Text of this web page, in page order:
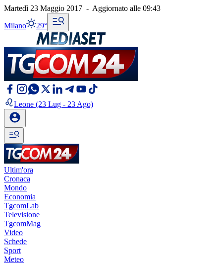
Martedì 23 Maggio 2017 - Aggiornato alle 09:43
Milano 29°
Leone (23 Lug - 23 Ago)
Ultim'ora
Cronaca
Mondo
Economia
TgcomLab
Televisione
TgcomMag
Video
Schede
Sport
Meteo